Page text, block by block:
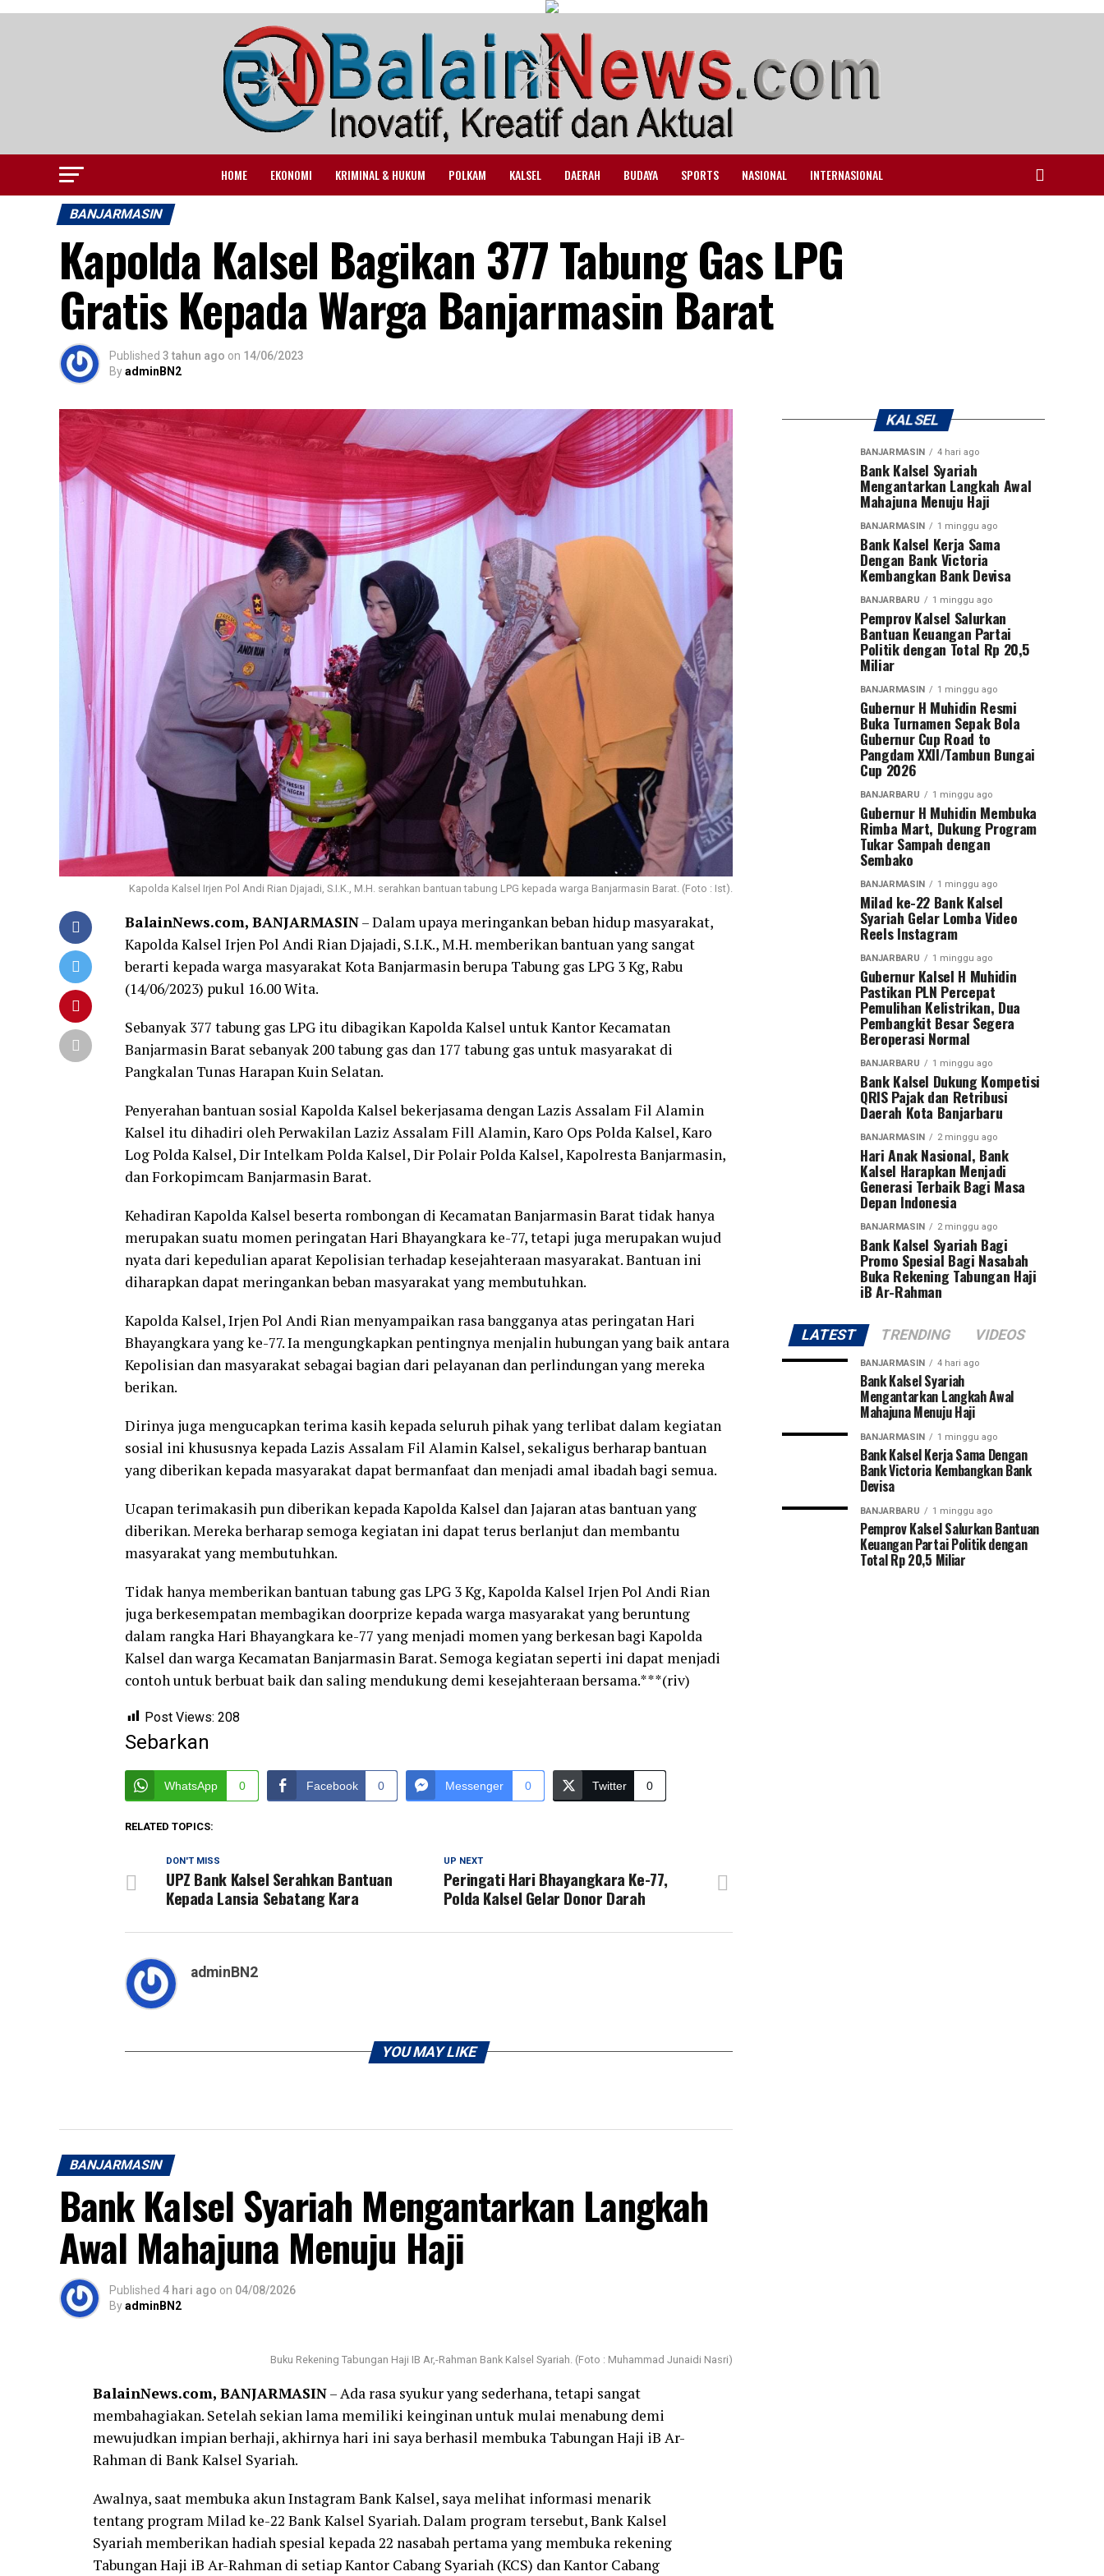
HOME EKONOMI KRIMINAL & HUKUM POLKAM KALSEL DAERAH BUDAYA SPORTS NASIONAL INTERNASIONAL
BANJARMASIN
Kapolda Kalsel Bagikan 377 Tabung Gas LPG
Gratis Kepada Warga Banjarmasin Barat
Published 3 tahun ago on 14/06/2023
ByadminBN2
Kapolda Kalsel Irjen Pol Andi Rian Djajadi, S.I.K., M.H. serahkan bantuan tabung LPG kepada warga Banjarmasin Barat. (Foto : Ist).
BalainNews.com, BANJARMASIN– Dalam upaya meringankan beban hidup masyarakat,
Kapolda Kalsel Irjen Pol Andi Rian Djajadi, S.I.K., M.H. memberikan bantuan yang sangat
berarti kepada warga masyarakat Kota Banjarmasin berupa Tabung gas LPG 3 Kg, Rabu
(14/06/2023) pukul 16.00 Wita.
Sebanyak 377 tabung gas LPG itu dibagikan Kapolda Kalsel untuk Kantor Kecamatan
Banjarmasin Barat sebanyak 200 tabung gas dan 177 tabung gas untuk masyarakat di
Pangkalan Tunas Harapan Kuin Selatan.
Penyerahan bantuan sosial Kapolda Kalsel bekerjasama dengan Lazis Assalam Fil Alamin
Kalsel itu dihadiri oleh Perwakilan Laziz Assalam Fill Alamin, Karo Ops Polda Kalsel, Karo
Log Polda Kalsel, Dir Intelkam Polda Kalsel, Dir Polair Polda Kalsel, Kapolresta Banjarmasin,
dan Forkopimcam Banjarmasin Barat.
Kehadiran Kapolda Kalsel beserta rombongan di Kecamatan Banjarmasin Barat tidak hanya
merupakan suatu momen peringatan Hari Bhayangkara ke-77, tetapi juga merupakan wujud
nyata dari kepedulian aparat Kepolisian terhadap kesejahteraan masyarakat. Bantuan ini
diharapkan dapat meringankan beban masyarakat yang membutuhkan.
Kapolda Kalsel, Irjen Pol Andi Rian menyampaikan rasa bangganya atas peringatan Hari
Bhayangkara yang ke-77. Ia mengungkapkan pentingnya menjalin hubungan yang baik antara
Kepolisian dan masyarakat sebagai bagian dari pelayanan dan perlindungan yang mereka
berikan.
Dirinya juga mengucapkan terima kasih kepada seluruh pihak yang terlibat dalam kegiatan
sosial ini khususnya kepada Lazis Assalam Fil Alamin Kalsel, sekaligus berharap bantuan
yang diberikan kepada masyarakat dapat bermanfaat dan menjadi amal ibadah bagi semua.
Ucapan terimakasih pun diberikan kepada Kapolda Kalsel dan Jajaran atas bantuan yang
diberikan. Mereka berharap semoga kegiatan ini dapat terus berlanjut dan membantu
masyarakat yang membutuhkan.
Tidak hanya memberikan bantuan tabung gas LPG 3 Kg, Kapolda Kalsel Irjen Pol Andi Rian
juga berkesempatan membagikan doorprize kepada warga masyarakat yang beruntung
dalam rangka Hari Bhayangkara ke-77 yang menjadi momen yang berkesan bagi Kapolda
Kalsel dan warga Kecamatan Banjarmasin Barat. Semoga kegiatan seperti ini dapat menjadi
contoh untuk berbuat baik dan saling mendukung demi kesejahteraan bersama.***(riv)
Post Views: 208
Sebarkan
WhatsApp 0 Facebook 0 Messenger 0 Twitter 0
RELATED TOPICS:
UP NEXT
Peringati Hari Bhayangkara Ke-77,
Polda Kalsel Gelar Donor Darah
DON'T MISS
UPZ Bank Kalsel Serahkan Bantuan
Kepada Lansia Sebatang Kara
adminBN2
YOU MAY LIKE
BANJARMASIN
Bank Kalsel Syariah Mengantarkan Langkah
Awal Mahajuna Menuju Haji
Published 4 hari ago on 04/08/2026
ByadminBN2
Buku Rekening Tabungan Haji IB Ar,-Rahman Bank Kalsel Syariah. (Foto : Muhammad Junaidi Nasri)
BalainNews.com, BANJARMASIN– Ada rasa syukur yang sederhana, tetapi sangat
membahagiakan. Setelah sekian lama memiliki keinginan untuk mulai menabung demi
mewujudkan impian berhaji, akhirnya hari ini saya berhasil membuka Tabungan Haji iB Ar-
Rahman di Bank Kalsel Syariah.
Awalnya, saat membuka akun Instagram Bank Kalsel, saya melihat informasi menarik
tentang program Milad ke-22 Bank Kalsel Syariah. Dalam program tersebut, Bank Kalsel
Syariah memberikan hadiah spesial kepada 22 nasabah pertama yang membuka rekening
Tabungan Haji iB Ar-Rahman di setiap Kantor Cabang Syariah (KCS) dan Kantor Cabang
KALSEL
BANJARMASIN 4 hari ago
Bank Kalsel Syariah
Mengantarkan Langkah Awal
Mahajuna Menuju Haji
BANJARMASIN 1 minggu ago
Bank Kalsel Kerja Sama
Dengan Bank Victoria
Kembangkan Bank Devisa
BANJARBARU 1 minggu ago
Pemprov Kalsel Salurkan
Bantuan Keuangan Partai
Politik dengan Total Rp 20,5
Miliar
BANJARMASIN 1 minggu ago
Gubernur H Muhidin Resmi
Buka Turnamen Sepak Bola
Gubernur Cup Road to
Pangdam XXII/Tambun Bungai
Cup 2026
BANJARBARU 1 minggu ago
Gubernur H Muhidin Membuka
Rimba Mart, Dukung Program
Tukar Sampah dengan
Sembako
BANJARMASIN 1 minggu ago
Milad ke-22 Bank Kalsel
Syariah Gelar Lomba Video
Reels Instagram
BANJARBARU 1 minggu ago
Gubernur Kalsel H Muhidin
Pastikan PLN Percepat
Pemulihan Kelistrikan, Dua
Pembangkit Besar Segera
Beroperasi Normal
BANJARBARU 1 minggu ago
Bank Kalsel Dukung Kompetisi
QRIS Pajak dan Retribusi
Daerah Kota Banjarbaru
BANJARMASIN 2 minggu ago
Hari Anak Nasional, Bank
Kalsel Harapkan Menjadi
Generasi Terbaik Bagi Masa
Depan Indonesia
BANJARMASIN 2 minggu ago
Bank Kalsel Syariah Bagi
Promo Spesial Bagi Nasabah
Buka Rekening Tabungan Haji
iB Ar-Rahman
LATEST TRENDING VIDEOS
BANJARMASIN 4 hari ago
Bank Kalsel Syariah
Mengantarkan Langkah Awal
Mahajuna Menuju Haji
BANJARMASIN 1 minggu ago
Bank Kalsel Kerja Sama Dengan
Bank Victoria Kembangkan Bank
Devisa
BANJARBARU 1 minggu ago
Pemprov Kalsel Salurkan Bantuan
Keuangan Partai Politik dengan
Total Rp 20,5 Miliar